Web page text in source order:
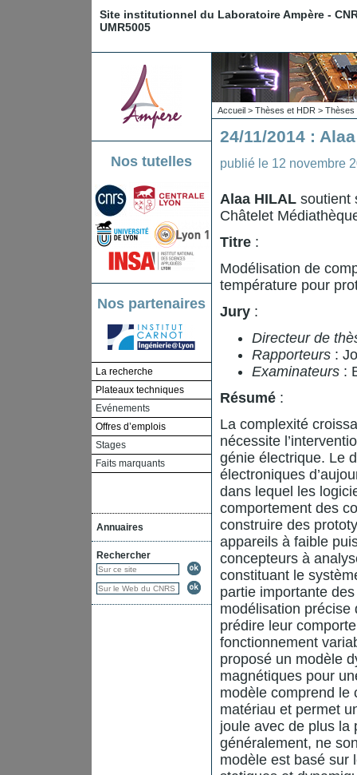
Site institutionnel du Laboratoire Ampère -
UMR5005
Nos tutelles
Nos partenaires
La recherche
Plateaux techniques
Evénements
Offres d’emplois
Stages
Faits marquants
Annuaires
Rechercher
Accueil > Thèses et HDR > Thèses
24/11/2014 :
publié le 12 novembre
Alaa HILAL soutient
Châtelet
Titre :
Modélisation de
température pour
Jury :
Directeur de
Rapporteurs :
Examinateurs :
Résumé :
La complexité
nécessite
génie électrique. Le
électroniques
dans lequel les
comportement des
construire des
appareils à faible
concepteurs à
constituant le
partie importante
modélisation précise
prédire leur
fonctionnement
proposé un modèle
magnétiques pour
modèle comprend le
matériau et permet
joule avec de plus la
généralement, ne
modèle est basé sur